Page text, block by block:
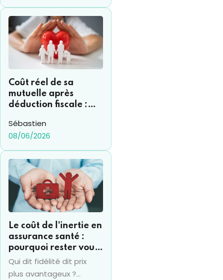
comment il fonctionne.
Coût réel de sa
mutuelle après
déduction fiscale :
retrouver ?
Sébastien
08/06/2026
Le coût de l'inertie en
assurance santé :
pourquoi rester vous
coûte souvent 15% de
plus par an
Qui dit fidélité dit prix
plus avantageux ?